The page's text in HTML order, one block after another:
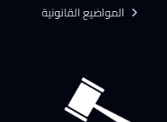
المواضيع القانونية